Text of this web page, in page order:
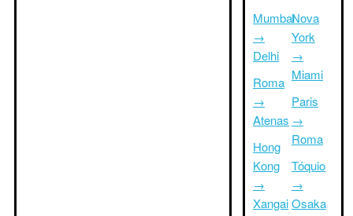
Mumbai
→
Delhi
Roma
→
Atenas
Hong
Kong
→
Xangai
Nova
York
→
Miami
Paris
→
Roma
Tóquio
→
Osaka